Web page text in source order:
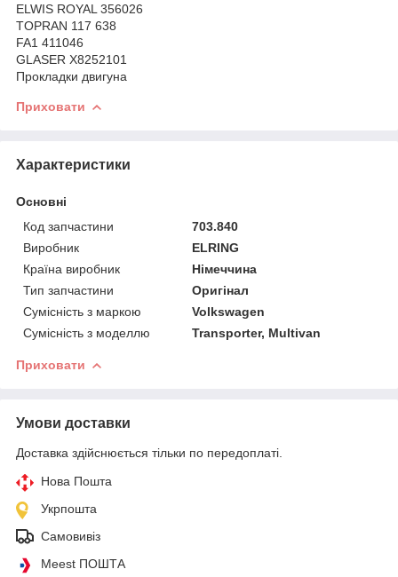
ELWIS ROYAL 356026
TOPRAN 117 638
FA1 411046
GLASER X8252101
Прокладки двигуна
Приховати
Характеристики
Основні
Код запчастини
703.840
Виробник
ELRING
Країна виробник
Німеччина
Тип запчастини
Оригінал
Сумісність з маркою
Volkswagen
Сумісність з моделлю
Transporter, Multivan
Приховати
Умови доставки
Доставка здійснюється тільки по передоплаті.
Нова Пошта
Укрпошта
Самовивіз
Meest ПОШТА